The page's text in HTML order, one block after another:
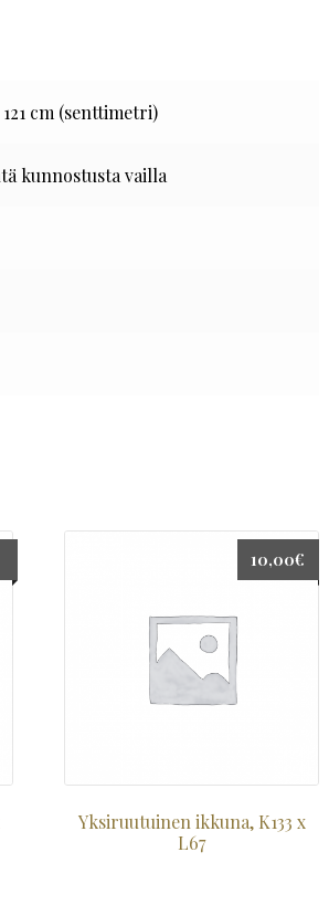
121 cm (senttimetri)
kunnostusta vailla
Yksiruutuinen ikkuna, K133 x
L67
10,00€